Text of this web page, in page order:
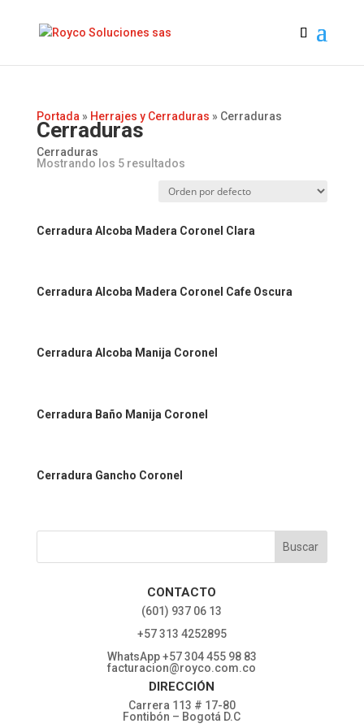
Portada » Herrajes y Cerraduras » Cerraduras
Cerraduras
Cerraduras
Mostrando los 5 resultados
Cerradura Alcoba Madera Coronel Clara
Cerradura Alcoba Madera Coronel Cafe Oscura
Cerradura Alcoba Manija Coronel
Cerradura Baño Manija Coronel
Cerradura Gancho Coronel
CONTACTO
‎(601) 937 06 13
‎+57 313 4252895
WhatsApp +57 304 455 98 83
facturacion@royco.com.co
DIRECCIÓN
Carrera 113 # 17-80
Fontibón – Bogotá D.C